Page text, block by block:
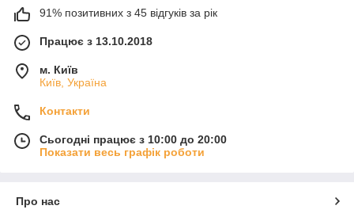
91% позитивних з 45 відгуків за рік
Працює з 13.10.2018
м. Київ
Київ, Україна
Контакти
Сьогодні працює з 10:00 до 20:00
Показати весь графік роботи
Про нас